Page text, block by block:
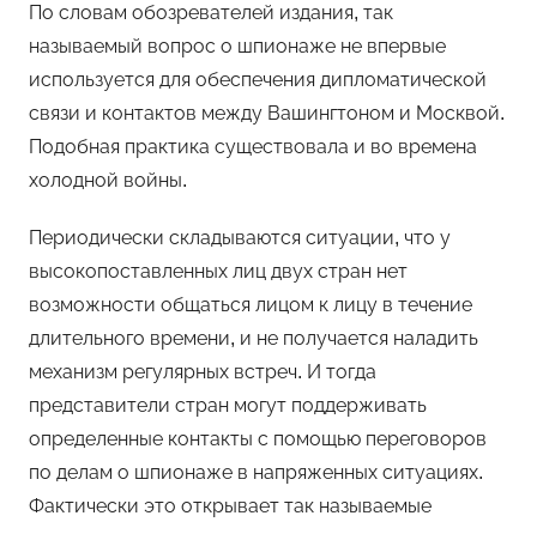
По словам обозревателей издания, так
называемый вопрос о шпионаже не впервые
используется для обеспечения дипломатической
связи и контактов между Вашингтоном и Москвой.
Подобная практика существовала и во времена
холодной войны.
Периодически складываются ситуации, что у
высокопоставленных лиц двух стран нет
возможности общаться лицом к лицу в течение
длительного времени, и не получается наладить
механизм регулярных встреч. И тогда
представители стран могут поддерживать
определенные контакты с помощью переговоров
по делам о шпионаже в напряженных ситуациях.
Фактически это открывает так называемые